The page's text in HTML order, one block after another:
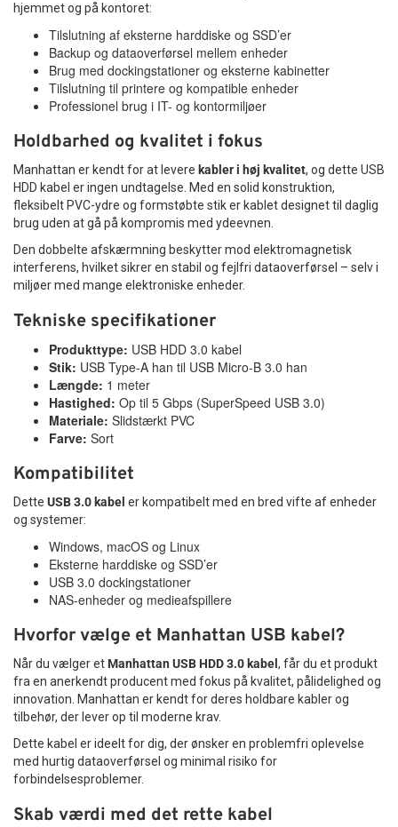
hjemmet og på kontoret:
Tilslutning af eksterne harddiske og SSD’er
Backup og dataoverførsel mellem enheder
Brug med dockingstationer og eksterne kabinetter
Tilslutning til printere og kompatible enheder
Professionel brug i IT- og kontormiljøer
Holdbarhed og kvalitet i fokus
Manhattan er kendt for at levere kabler i høj kvalitet, og dette USB
HDD kabel er ingen undtagelse. Med en solid konstruktion,
fleksibelt PVC-ydre og formstøbte stik er kablet designet til daglig
brug uden at gå på kompromis med ydeevnen.
Den dobbelte afskærmning beskytter mod elektromagnetisk
interferens, hvilket sikrer en stabil og fejlfri dataoverførsel – selv i
miljøer med mange elektroniske enheder.
Tekniske specifikationer
Produkttype: USB HDD 3.0 kabel
Stik: USB Type-A han til USB Micro-B 3.0 han
Længde: 1 meter
Hastighed: Op til 5 Gbps (SuperSpeed USB 3.0)
Materiale: Slidstærkt PVC
Farve: Sort
Kompatibilitet
Dette USB 3.0 kabel er kompatibelt med en bred vifte af enheder
og systemer:
Windows, macOS og Linux
Eksterne harddiske og SSD’er
USB 3.0 dockingstationer
NAS-enheder og medieafspillere
Hvorfor vælge et Manhattan USB kabel?
Når du vælger et Manhattan USB HDD 3.0 kabel , får du et produkt
fra en anerkendt producent med fokus på kvalitet, pålidelighed og
innovation. Manhattan er kendt for deres holdbare kabler og
tilbehør, der lever op til moderne krav.
Dette kabel er ideelt for dig, der ønsker en problemfri oplevelse
med hurtig dataoverførsel og minimal risiko for
forbindelsesproblemer.
Skab værdi med det rette kabel